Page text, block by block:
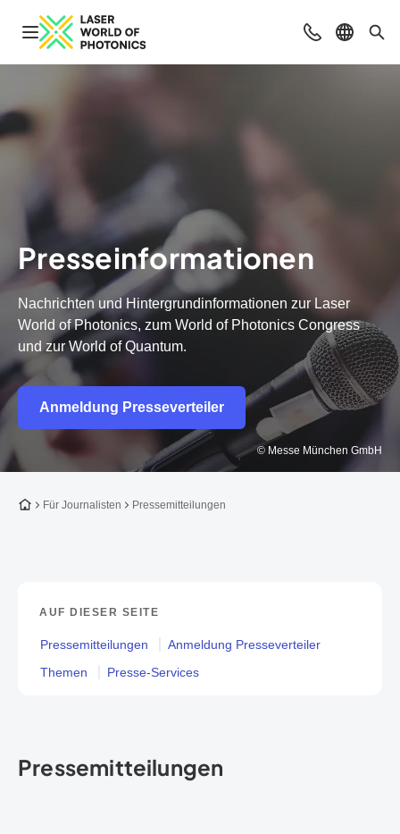
Navigation öffnen Beratung &
Sprache
Presseinformationen
Nachrichten und Hintergrundinformationen zur Laser
World of Photonics, zum World of Photonics Congress
und zur World of Quantum.
Anmeldung Presseverteiler
© Messe München GmbH
Zur Startseite
Für Journalisten Pressemitteilungen
AUF DIESER SEITE
Pressemitteilungen
Anmeldung Presseverteiler
Themen
Presse-Services
Pressemitteilungen